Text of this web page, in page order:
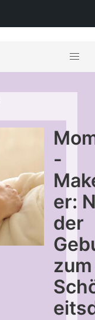
-
er:
der
zum